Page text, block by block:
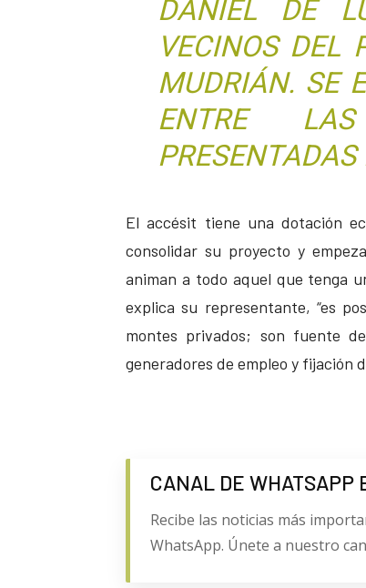
DANIEL DE
VECINOS DEL
MUDRIÁN. SE
ENTRE
El accésit tiene una dotación
consolidar su proyecto y
animan a todo aquel que tenga
explica su representante, “es
montes privados; son fuente
generadores de empleo y fijación
CANAL DE WHATSAPP
Recibe las noticias más
WhatsApp. Únete a nuestro